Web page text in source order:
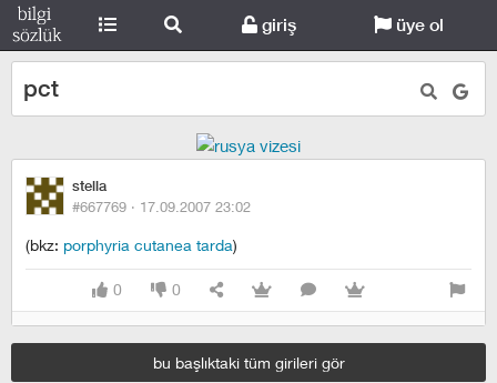
giriş üye ol
pct
stella
#667769 · 17.09.2007 23:02
(bkz: porphyria cutanea tarda)
0 0
bu başlıktaki tüm girileri gör